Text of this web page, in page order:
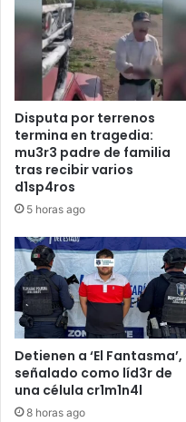
Disputa por terrenos
termina en tragedia:
mu3r3 padre de familia
tras recibir varios
d1sp4ros
5 horas ago
Detienen a ‘El Fantasma’,
señalado como líd3r de
una célula cr1m1n4l
8 horas ago